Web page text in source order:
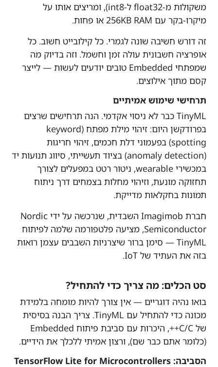
משקולות מ-float32 ל-int8), ומריצים אותו על
מיקרו-בקר עם 256KB RAM או פחות.
זה דורש חשיבה שונה לגמרי. כל קילובייט חשוב. כל
אופרציה חשבונית עולה זמן וחשמל. וזה בדיוק מה
שמפתחי Embedded טובים יודעים לעשות — לייצר
קסם מתוך אילוצים.
תרחישי שימוש אמיתיים
TinyML כבר לא ניסוי אקדמי. הנה תרחישים שרצים
בפרודקשן היום: זיהוי מילת מפתח (keyword
spotting) בפעמוני דלת חכמים, זיהוי חריגות
(anomaly detection) בציוד תעשייתי, סיווג תנועות יד
במכשירי wearable, ניטור רטט במפעלים לצורך
תחזוקה מונעת, וזיהוי מחלות בצמחים דרך ניתוח
תמונות בחקלאות מדייקת.
חברת Imagimob השבדית, שנרכשה על ידי Nordic
Semiconductor, מציעה פלטפורמה שלמה לפיתוח
TinyML — סימן ברור שיצרניות השבבים עצמן רואות
בזה את העתיד של IoT.
סט הכלים: מה צריך כדי להתחיל?
בואו נהיה דוגריים — אין צורך להיות מומחה בלמידת
מכונה כדי להתחיל עם TinyML. צריך הבנה בסיסית
של C/C++, היכרות עם סביבת פיתוח Embedded
(כלומר אתם כבר שם), ורצון אמיתי ללכלך את הידיים.
הסביבה: TensorFlow Lite for Microcontrollers